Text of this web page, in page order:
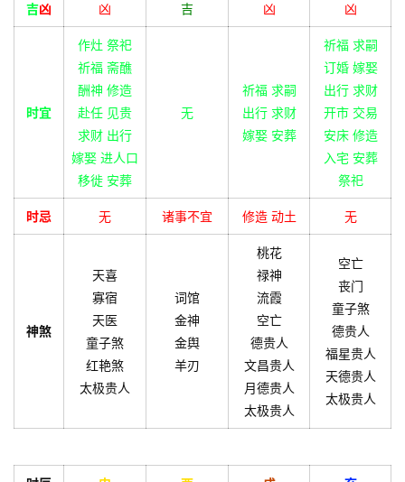
吉凶 凶 吉 凶 凶
时宜
作灶 祭祀
祈福 斋醮
酬神 修造
赴任 见贵
求财 出行
嫁娶 进人口
移徙 安葬
无
祈福 求嗣
出行 求财
嫁娶 安葬
祈福 求嗣
订婚 嫁娶
出行 求财
开市 交易
安床 修造
入宅 安葬
祭祀
时忌 无 诸事不宜 修造 动土 无
神煞
天喜
寡宿
天医
童子煞
红艳煞
太极贵人
词馆
金神
金舆
羊刃
桃花
禄神
流霞
空亡
德贵人
文昌贵人
月德贵人
太极贵人
空亡
丧门
童子煞
德贵人
福星贵人
天德贵人
太极贵人